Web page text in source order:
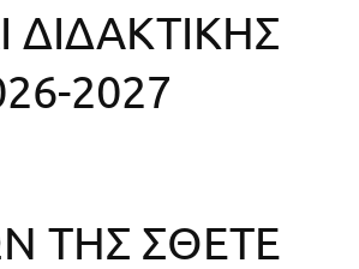
2027
ΤΗΣ ΣΘΕΤΕ